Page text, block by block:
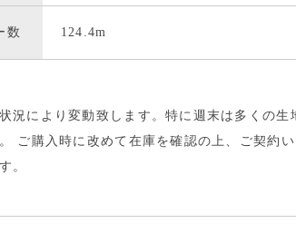
数 124.4m
況により変動致します。特に週末は多くの生
ご購入時に改めて在庫を確認の上、ご契約
。